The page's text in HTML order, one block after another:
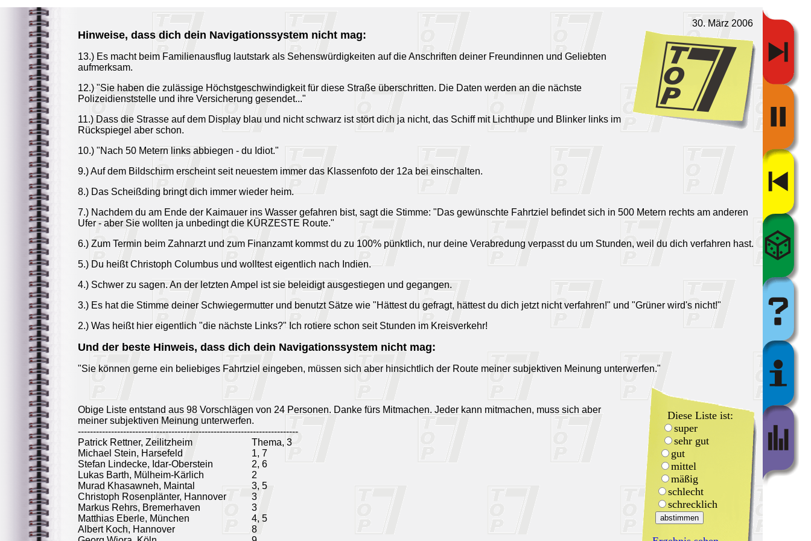
30. März 2006
Hinweise, dass dich dein Navigationssystem nicht mag:
13.) Es macht beim Familienausflug lautstark als Sehenswürdigkeiten auf die Anschriften deiner Freundinnen und Geliebten
aufmerksam.
12.) "Sie haben die zulässige Höchstgeschwindigkeit für diese Straße überschritten. Die Daten werden an die nächste
Polizeidienststelle und ihre Versicherung gesendet..."
11.) Dass die Strasse auf dem Display blau und nicht schwarz ist stört dich ja nicht, das Schiff mit Lichthupe und Blinker links im
Rückspiegel aber schon.
10.) "Nach 50 Metern links abbiegen - du Idiot."
9.) Auf dem Bildschirm erscheint seit neuestem immer das Klassenfoto der 12a bei einschalten.
8.) Das Scheißding bringt dich immer wieder heim.
7.) Nachdem du am Ende der Kaimauer ins Wasser gefahren bist, sagt die Stimme: "Das gewünschte Fahrtziel befindet sich in 500 Metern rechts am anderen
Ufer - aber Sie wollten ja unbedingt die KÜRZESTE Route."
6.) Zum Termin beim Zahnarzt und zum Finanzamt kommst du zu 100% pünktlich, nur deine Verabredung verpasst du um Stunden, weil du dich verfahren hast.
5.) Du heißt Christoph Columbus und wolltest eigentlich nach Indien.
4.) Schwer zu sagen. An der letzten Ampel ist sie beleidigt ausgestiegen und gegangen.
3.) Es hat die Stimme deiner Schwiegermutter und benutzt Sätze wie "Hättest du gefragt, hättest du dich jetzt nicht verfahren!" und "Grüner wird's nicht!"
2.) Was heißt hier eigentlich "die nächste Links?" Ich rotiere schon seit Stunden im Kreisverkehr!
Und der beste Hinweis, dass dich dein Navigationssystem nicht mag:
"Sie können gerne ein beliebiges Fahrtziel eingeben, müssen sich aber hinsichtlich der Route meiner subjektiven Meinung unterwerfen."
Obige Liste entstand aus 98 Vorschlägen von 24 Personen. Danke fürs Mitmachen. Jeder kann mitmachen, muss sich aber
meiner subjektiven Meinung unterwerfen.
-------------------------------------------------------------------------
Patrick Rettner, Zeilitzheim
Thema, 3
Michael Stein, Harsefeld
1, 7
Stefan Lindecke, Idar-Oberstein
2, 6
Lukas Barth, Mülheim-Kärlich
2
Murad Khasawneh, Maintal
3, 5
Christoph Rosenplänter, Hannover
3
Markus Rehrs, Bremerhaven
3
Matthias Eberle, München
4, 5
Albert Koch, Hannover
8
Diese Liste ist:
super
sehr gut
gut
mittel
mäßig
schlecht
schrecklich